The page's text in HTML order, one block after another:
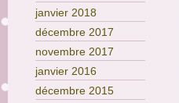
janvier 2018
décembre 2017
novembre 2017
janvier 2016
décembre 2015